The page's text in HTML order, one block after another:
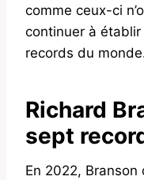
comme ceux-ci
continuer à
records du
Richard
sept
En 2022,